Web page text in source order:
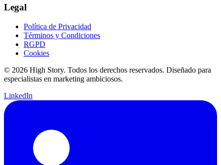
Legal
Política de Privacidad
Términos y Condiciones
RGPD
Cookies
© 2026 High Story. Todos los derechos reservados. Diseñado para
especialistas en marketing ambiciosos.
LinkedIn